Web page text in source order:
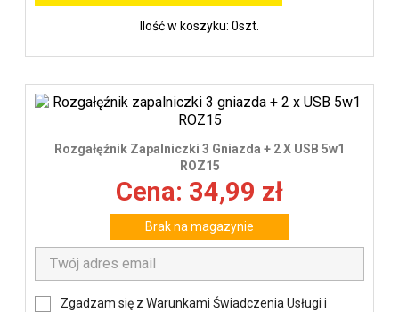
Ilość w koszyku: 0szt.
Rozgałęźnik Zapalniczki 3 Gniazda + 2 X USB 5w1
ROZ15
Cena: 34,99 zł
Brak na magazynie
Zgadzam się z Warunkami Świadczenia Usługi i